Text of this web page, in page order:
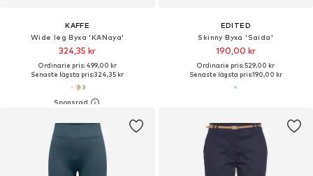
KAFFE
Wide leg Byxa 'KANaya'
324,35 kr
Ordinarie pris: 499,00 kr
Senaste lägsta pris:324,35 kr
EDITED
Skinny Byxa 'Saida'
190,00 kr
Ordinarie pris: 529,00 kr
Senaste lägsta pris:190,00 kr